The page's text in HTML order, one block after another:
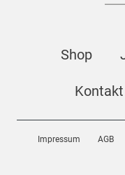
Shop
Kontakt
Impressum AGB